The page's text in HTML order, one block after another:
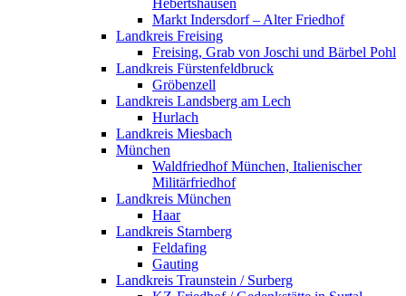
Markt Indersdorf – Alter Friedhof
Landkreis Freising
Freising, Grab von Joschi und Bärbel Pohl
Landkreis Fürstenfeldbruck
Gröbenzell
Landkreis Landsberg am Lech
Hurlach
Landkreis Miesbach
München
Waldfriedhof München, Italienischer
Militärfriedhof
Landkreis München
Haar
Landkreis Starnberg
Feldafing
Gauting
Landkreis Traunstein / Surberg